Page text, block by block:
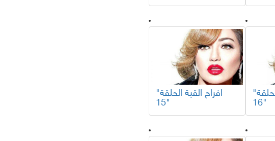
"افراح القبة الحلقة
16"
"افراح القبة الحلقة
15"